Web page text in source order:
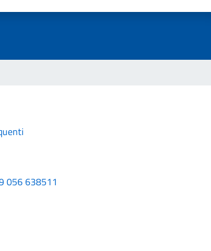
056 638511